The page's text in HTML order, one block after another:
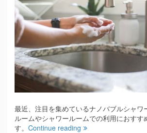
最近、注目を集めているナノバブルシャワ
ルームやシャワールームでの利用におすす
す。 Continue reading